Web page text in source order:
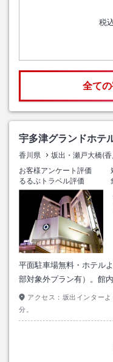
税
全て
宇多津グランドホテ
香川県 坂出・瀬戸大橋(香
お客様アンケート評価
るるぶトラベル評価
平面駐車場無料・ホテル
部対象外プラン有）。館
アクセス： 坂出インター
分。